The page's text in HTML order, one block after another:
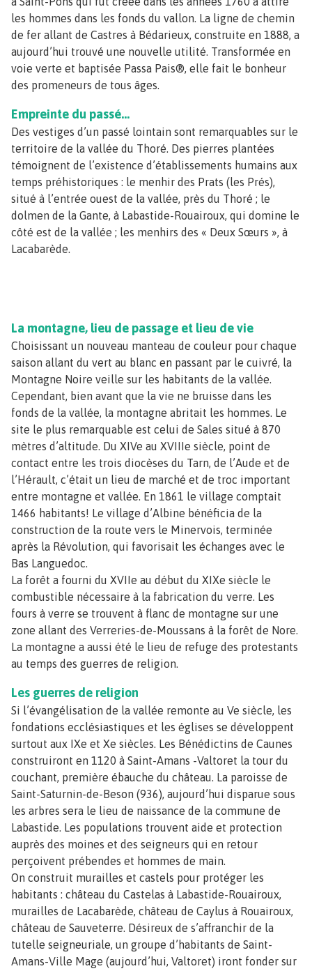
les hommes dans les fonds du vallon. La ligne de chemin
de fer allant de Castres à Bédarieux, construite en 1888, a
aujourd’hui trouvé une nouvelle utilité. Transformée en
voie verte et baptisée Passa Pais®, elle fait le bonheur
des promeneurs de tous âges.
Empreinte du passé…
Des vestiges d’un passé lointain sont remarquables sur le
territoire de la vallée du Thoré. Des pierres plantées
témoignent de l’existence d’établissements humains aux
temps préhistoriques : le menhir des Prats (les Prés),
situé à l’entrée ouest de la vallée, près du Thoré ; le
dolmen de la Gante, à Labastide-Rouairoux, qui domine le
côté est de la vallée ; les menhirs des « Deux Sœurs », à
Lacabarède.
La montagne, lieu de passage et lieu de vie
Choisissant un nouveau manteau de couleur pour chaque
saison allant du vert au blanc en passant par le cuivré, la
Montagne Noire veille sur les habitants de la vallée.
Cependant, bien avant que la vie ne bruisse dans les
fonds de la vallée, la montagne abritait les hommes. Le
site le plus remarquable est celui de Sales situé à 870
mètres d’altitude. Du XIVe au XVIIIe siècle, point de
contact entre les trois diocèses du Tarn, de l’Aude et de
l’Hérault, c’était un lieu de marché et de troc important
entre montagne et vallée. En 1861 le village comptait
1466 habitants! Le village d’Albine bénéficia de la
construction de la route vers le Minervois, terminée
après la Révolution, qui favorisait les échanges avec le
Bas Languedoc.
La forêt a fourni du XVIIe au début du XIXe siècle le
combustible nécessaire à la fabrication du verre. Les
fours à verre se trouvent à flanc de montagne sur une
zone allant des Verreries-de-Moussans à la forêt de Nore.
La montagne a aussi été le lieu de refuge des protestants
au temps des guerres de religion.
Les guerres de religion
Si l’évangélisation de la vallée remonte au Ve siècle, les
fondations ecclésiastiques et les églises se développent
surtout aux IXe et Xe siècles. Les Bénédictins de Caunes
construiront en 1120 à Saint-Amans -Valtoret la tour du
couchant, première ébauche du château. La paroisse de
Saint-Saturnin-de-Beson (936), aujourd’hui disparue sous
les arbres sera le lieu de naissance de la commune de
Labastide. Les populations trouvent aide et protection
auprès des moines et des seigneurs qui en retour
perçoivent prébendes et hommes de main.
On construit murailles et castels pour protéger les
habitants : château du Castelas à Labastide-Rouairoux,
murailles de Lacabarède, château de Caylus à Rouairoux,
château de Sauveterre. Désireux de s’affranchir de la
tutelle seigneuriale, un groupe d’habitants de Saint-
Amans-Ville Mage (aujourd’hui, Valtoret) iront fonder sur